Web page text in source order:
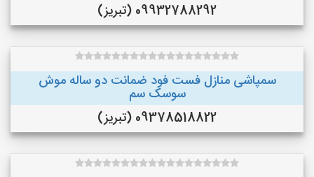
09932788292 (تبریز)
سمپاشی منازل فست فود ضمانت دو ساله موش
سوسک سم
09378518822 (تبریز)